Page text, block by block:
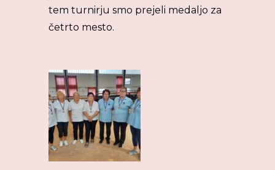
tem turnirju smo prejeli medaljo za
četrto mesto.